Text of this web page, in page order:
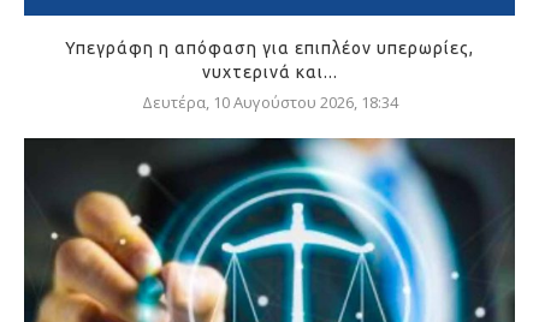
Υπεγράφη η απόφαση για επιπλέον υπερωρίες,
νυχτερινά και...
Δευτέρα, 10 Αυγούστου 2026, 18:34